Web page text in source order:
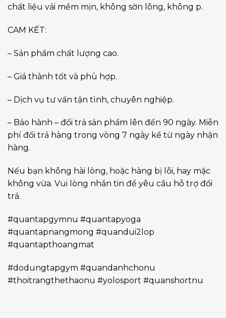
chất liệu vải mềm mịn, không sờn lông, không p.
CAM KẾT:
– Sản phẩm chất lượng cao.
– Giá thành tốt và phù hợp.
– Dịch vụ tư vấn tận tình, chuyên nghiệp.
– Bảo hành – đổi trả sản phẩm lên đến 90 ngày. Miễn
phí đổi trả hàng trong vòng 7 ngày kể từ ngày nhận
hàng.
Nếu bạn không hài lòng, hoặc hàng bị lỗi, hay mặc
không vừa. Vui lòng nhắn tin để yêu cầu hỗ trợ đổi
trả.
#quantapgymnu #quantapyoga
#quantapnangmong #quandui2lop
#quantapthoangmat
#dodungtapgym #quandanhchonu
#thoitrangthethaonu #yolosport #quanshortnu